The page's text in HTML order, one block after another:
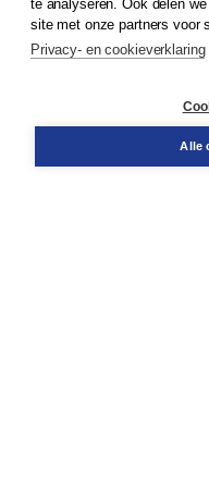
Bestellen
te analyseren. Ook delen
site met onze partners voor
Privacy- en cookieverklaring
Alle